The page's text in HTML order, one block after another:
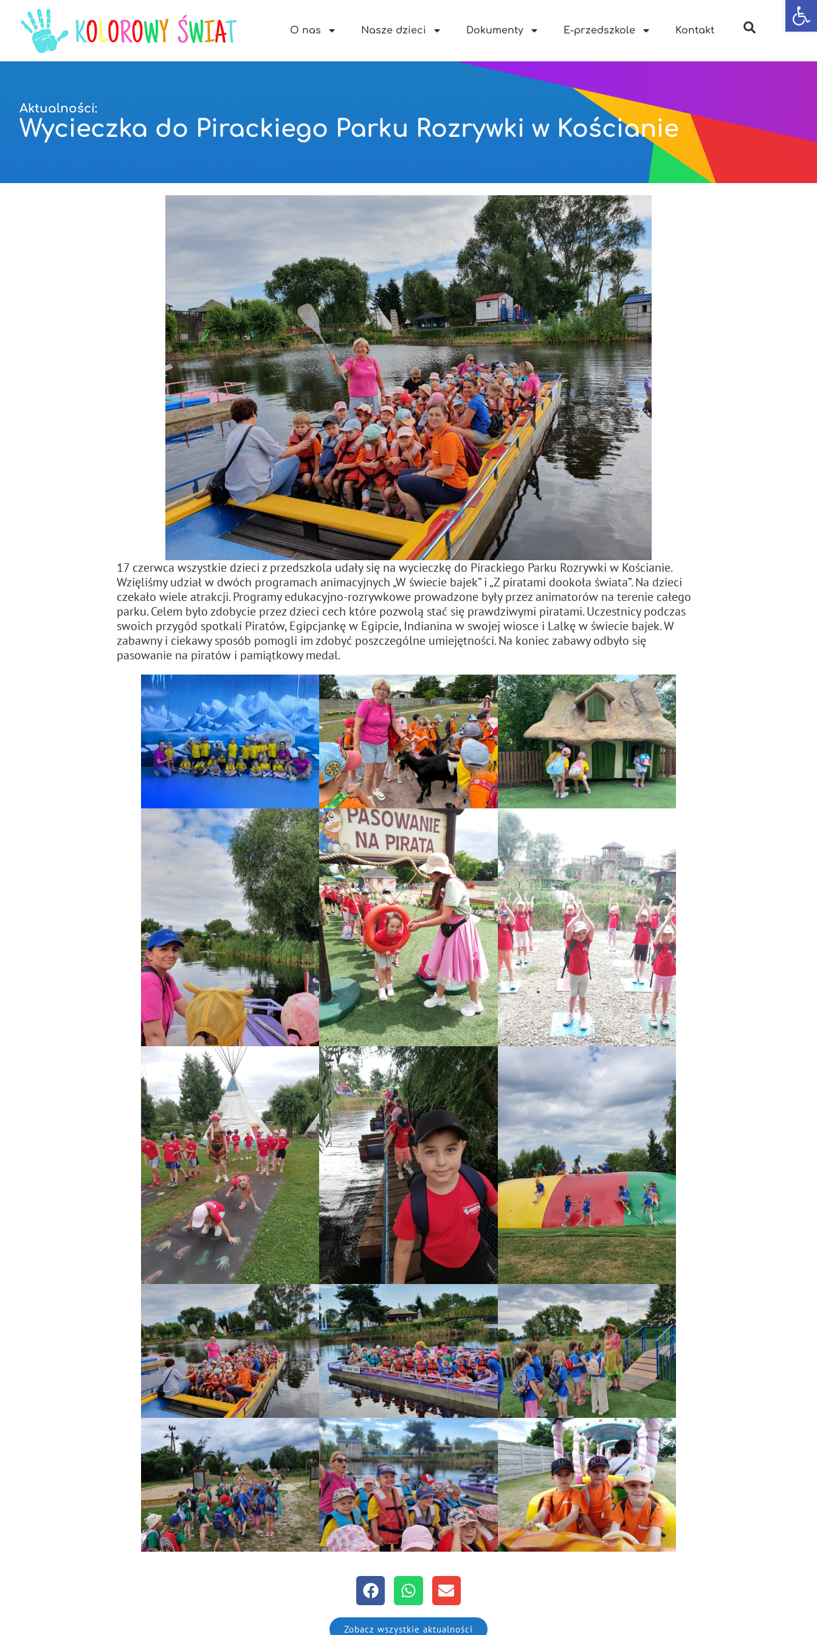
O nas Nasze dzieci Dokumenty E-przedszkole Kontakt
Aktualności:
Wycieczka do Pirackiego Parku Rozrywki w Kościanie
17 czerwca wszystkie dzieci z przedszkola udały się na wycieczkę do Pirackiego Parku Rozrywki w Kościanie.
Wzięliśmy udział w dwóch programach animacyjnych „W świecie bajek” i „Z piratami dookoła świata”. Na dzieci
czekało wiele atrakcji. Programy edukacyjno-rozrywkowe prowadzone były przez animatorów na terenie całego
parku. Celem było zdobycie przez dzieci cech które pozwolą stać się prawdziwymi piratami. Uczestnicy podczas
swoich przygód spotkali Piratów, Egipcjankę w Egipcie, Indianina w swojej wiosce i Lalkę w świecie bajek. W
zabawny i ciekawy sposób pomogli im zdobyć poszczególne umiejętności. Na koniec zabawy odbyło się
pasowanie na piratów i pamiątkowy medal.
Zobacz wszystkie aktualności